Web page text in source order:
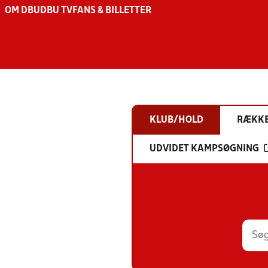
OM DBU DBU TV FANS & BILLETTER
KLUB/HOLD
UDVIDET KAMPSØGNING